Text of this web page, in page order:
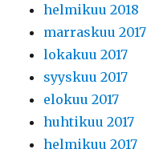
helmikuu 2018
marraskuu 2017
lokakuu 2017
syyskuu 2017
elokuu 2017
huhtikuu 2017
helmikuu 2017